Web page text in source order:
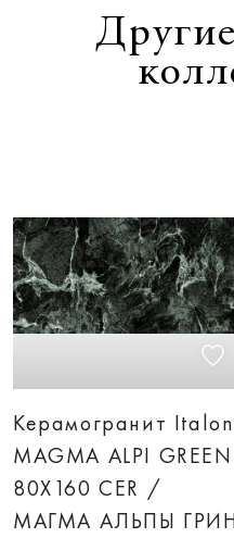
Керамогранит Italon
MAGMA ALPI GREEN
80X160 CER /
МАГМА АЛЬПЫ